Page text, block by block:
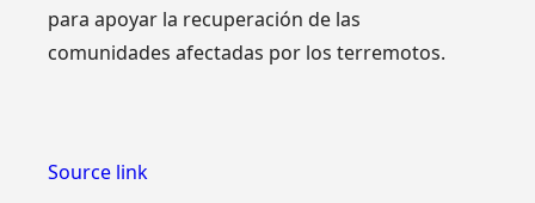
para apoyar la recuperación de las
comunidades afectadas por los terremotos.
Source link